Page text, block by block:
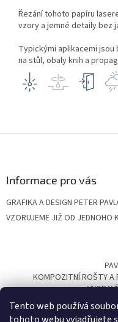
Tento web používá
Řezání tohoto papíru
vzory a jemné detaily bez
Typickými aplikacemi
na stůl, obaly knih a
Informace pro vás
GRAFIKA A DESIGN PETER
VZORUJEME JIŽ OD JEDNOHO
KOMPOZITNÍ ROŠTY A